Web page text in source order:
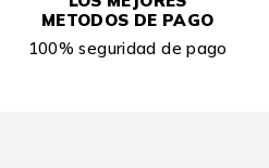
METODOS DE PAGO
100% seguridad de pago